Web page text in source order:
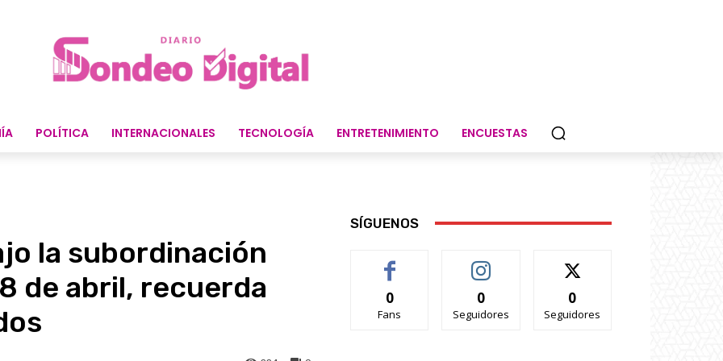
POLÍTICA INTERNACIONALES TECNOLOGÍA ENTRETENIMIENTO ENCUESTAS
la subordinación
de abril, recuerda
SÍGUENOS
0
Fans
0
Seguidores
0
Seguidores